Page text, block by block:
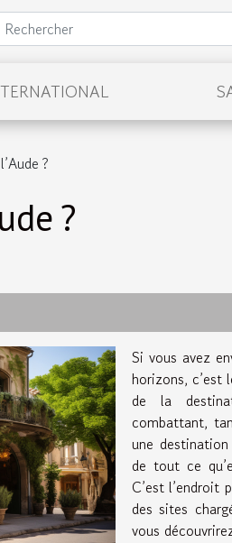
?
?
Si vous avez
horizons, c’est
de la
combattant,
une
de tout ce
C’est l’endroit
des sites
vous